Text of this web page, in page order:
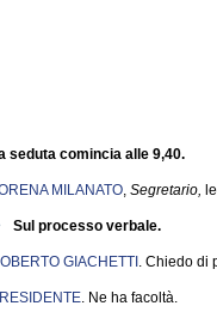
seduta comincia alle 9,40.
MILANATO, Segretario,
Sul processo verbale.
GIACHETTI . Chiedo di
. Ne ha facoltà.